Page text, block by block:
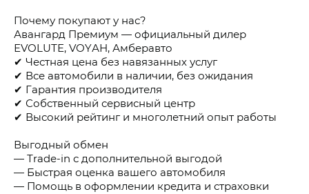
Почему покупают у нас?
Авангард Премиум — официальный дилер
ЕVОLUТЕ, VОYАН, Амберавто
✔ Честная цена без навязанных услуг
✔ Все автомобили в наличии, без ожидания
✔ Гарантия производителя
✔ Собственный сервисный центр
✔ Высокий рейтинг и многолетний опыт работы
Выгодный обмен
— Тrаdе-in с дополнительной выгодой
— Быстрая оценка вашего автомобиля
— Помощь в оформлении кредита и страховки